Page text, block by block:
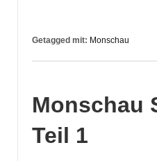
Getagged mit: Monschau
Monschau
Teil 1